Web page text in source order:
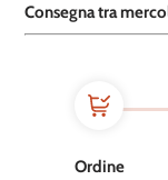
​Consegna tra
Ordine